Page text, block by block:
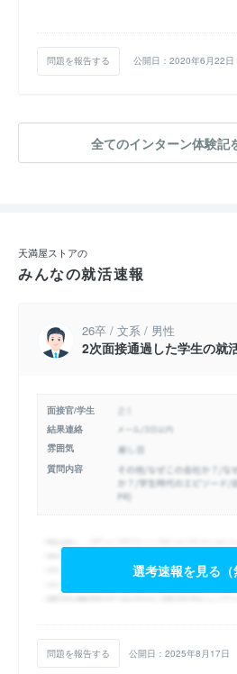
問題を報告する 公開日：2020年6月22日
全てのインターン体験記
天満屋ストアの
みんなの就活速報
26卒 / 文系 / 男性
2次面接通過した学生の就
面接官/学生
結果連絡
雰囲気
質問内容
選考速報を見る（
問題を報告する 公開日：2025年8月17日